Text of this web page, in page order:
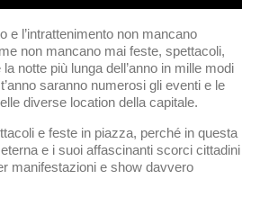
e l’intrattenimento non mancano
non mancano mai feste, spettacoli,
notte più lunga dell’anno in mille modi
saranno numerosi gli eventi e le
diverse location della capitale.
e feste in piazza, perché in questa
e i suoi affascinanti scorci cittadini
manifestazioni e show davvero